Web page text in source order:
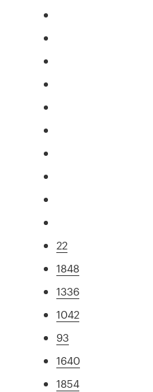
22
1848
1336
1042
93
1640
1854